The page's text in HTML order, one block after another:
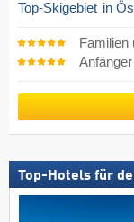
Top-Skigebiet in
Familien
Anfänger
Top-Hotels für